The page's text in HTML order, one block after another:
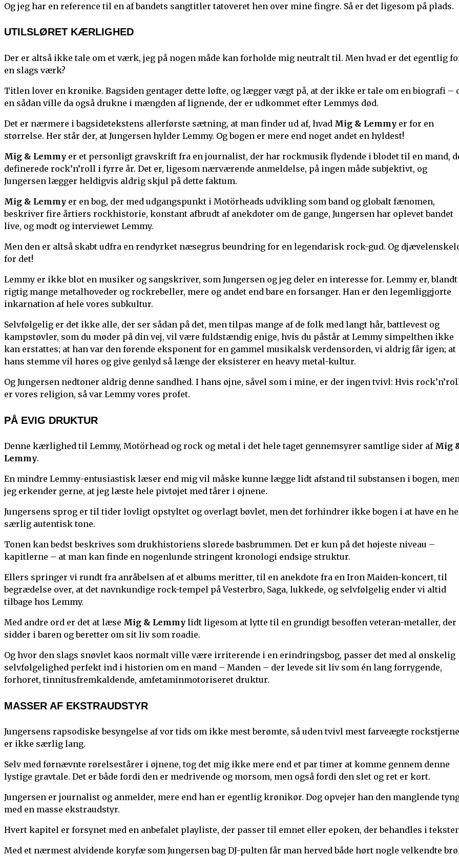
Og jeg har en reference til en af bandets sangtitler tatoveret hen over mine fingre. Så er det ligesom på plads.
UTILSLØRET KÆRLIGHED
Der er altså ikke tale om et værk, jeg på nogen måde kan forholde mig neutralt til. Men hvad er det egentlig
en slags værk?
Titlen lover en krønike. Bagsiden gentager dette løfte, og lægger vægt på, at der ikke er tale om en biografi –
en sådan ville da også drukne i mængden af lignende, der er udkommet efter Lemmys død.
Det er nærmere i bagsidetekstens allerførste sætning, at man finder ud af, hvad Mig & Lemmy er for en
størrelse. Her står der, at Jungersen hylder Lemmy. Og bogen er mere end noget andet en hyldest!
Mig & Lemmy er et personligt gravskrift fra en journalist, der har rockmusik flydende i blodet til en mand,
definerede rock’n’roll i fyrre år. Det er, ligesom nærværende anmeldelse, på ingen måde subjektivt, og
Jungersen lægger heldigvis aldrig skjul på dette faktum.
Mig & Lemmy er en bog, der med udgangspunkt i Motörheads udvikling som band og globalt fænomen,
beskriver fire årtiers rockhistorie, konstant afbrudt af anekdoter om de gange, Jungersen har oplevet bandet
live, og mødt og interviewet Lemmy.
Men den er altså skabt udfra en rendyrket næsegrus beundring for en legendarisk rock-gud. Og
for det!
Lemmy er ikke blot en musiker og sangskriver, som Jungersen og jeg deler en interesse for. Lemmy er, blandt
rigtig mange metalhoveder og rockrebeller, mere og andet end bare en forsanger. Han er den legemliggjorte
inkarnation af hele vores subkultur.
Selvfølgelig er det ikke alle, der ser sådan på det, men tilpas mange af de folk med langt hår, battlevest og
kampstøvler, som du møder på din vej, vil være fuldstændig enige, hvis du påstår at Lemmy simpelthen ikke
kan erstattes; at han var den førende eksponent for en gammel musikalsk verdensorden, vi aldrig får igen; at
hans stemme vil høres og give genlyd så længe der eksisterer en heavy metal-kultur.
Og Jungersen nedtoner aldrig denne sandhed. I hans øjne, såvel som i mine, er der ingen tvivl: Hvis
er vores religion, så var Lemmy vores profet.
PÅ EVIG DRUKTUR
Denne kærlighed til Lemmy, Motörhead og rock og metal i det hele taget gennemsyrer samtlige sider af Mig
Lemmy.
En mindre Lemmy-entusiastisk læser end mig vil måske kunne lægge lidt afstand til substansen i bogen,
jeg erkender gerne, at jeg læste hele pivtøjet med tårer i øjnene.
Jungersens sprog er til tider lovligt opstyltet og overlagt bøvlet, men det forhindrer ikke bogen i at have en
særlig autentisk tone.
Tonen kan bedst beskrives som drukhistoriens slørede basbrummen. Det er kun på det højeste niveau –
kapitlerne – at man kan finde en nogenlunde stringent kronologi endsige struktur.
Ellers springer vi rundt fra anråbelsen af et albums meritter, til en anekdote fra en Iron Maiden-koncert, til
begrædelse over, at det navnkundige rock-tempel på Vesterbro, Saga, lukkede, og selvfølgelig ender vi altid
tilbage hos Lemmy.
Med andre ord er det at læse Mig & Lemmy lidt ligesom at lytte til en grundigt besoffen veteran-metaller, der
sidder i baren og beretter om sit liv som roadie.
Og hvor den slags snøvlet kaos normalt ville være irriterende i en erindringsbog, passer det med al ønskelig
selvfølgelighed perfekt ind i historien om en mand – Manden – der levede sit liv som én lang forrygende,
forhoret, tinnitusfremkaldende, amfetaminmotoriseret druktur.
MASSER AF EKSTRAUDSTYR
Jungersens rapsodiske besyngelse af vor tids om ikke mest berømte, så uden tvivl mest farveægte
er ikke særlig lang.
Selv med førnævnte rørelsestårer i øjnene, tog det mig ikke mere end et par timer at komme gennem denne
lystige gravtale. Det er både fordi den er medrivende og morsom, men også fordi den slet og ret er kort.
Jungersen er journalist og anmelder, mere end han er egentlig krønikør. Dog opvejer han den manglende
med en masse ekstraudstyr.
Hvert kapitel er forsynet med en anbefalet playliste, der passer til emnet eller epoken, der behandles i
Med et nærmest alvidende koryfæ som Jungersen bag DJ-pulten får man herved både hørt nogle velkendte